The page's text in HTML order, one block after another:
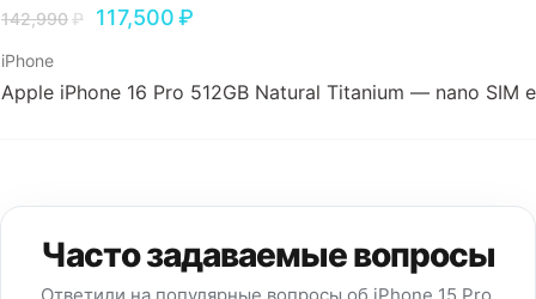
142,990₽ 117,500₽
iPhone
Apple iPhone 16 Pro 512GB Natural Titanium — nano SIM
Часто задаваемые вопросы